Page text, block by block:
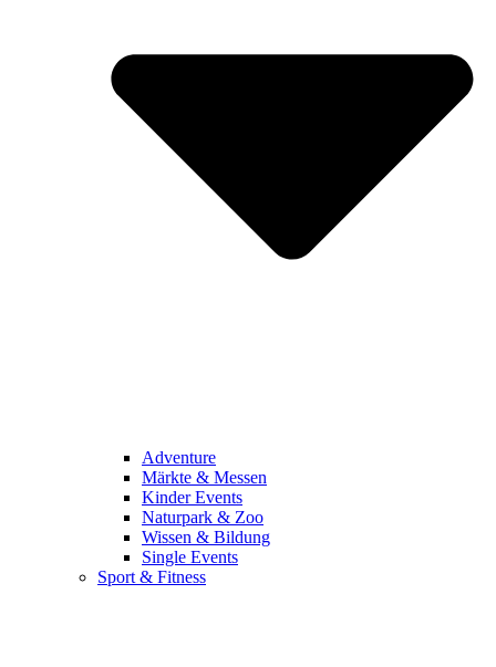
Adventure
Märkte & Messen
Kinder Events
Naturpark & Zoo
Wissen & Bildung
Single Events
Sport & Fitness